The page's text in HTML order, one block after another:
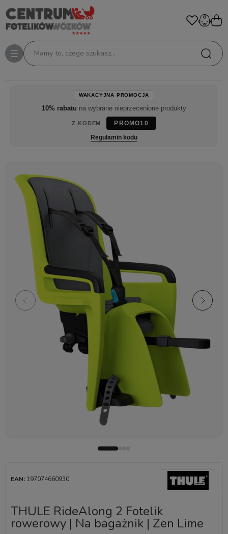
Mamy to, czego szukasz...
WAKACYJNA PROMOCJA
10% rabatu na wybrane nieprzecenione produkty
Z KODEM
PROMO10
Regulamin kodu
EAN: 197074660930
THULE RideAlong 2 Fotelik
rowerowy | Na bagażnik | Zen Lime